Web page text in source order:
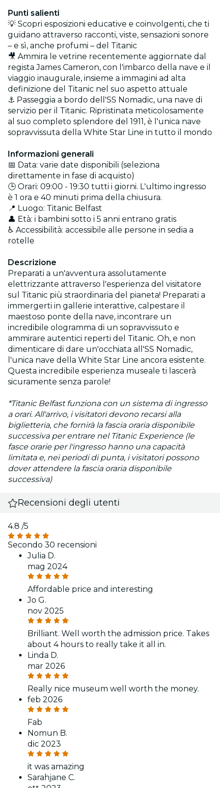
Punti salienti
💡 Scopri esposizioni educative e coinvolgenti, che ti
guidano attraverso racconti, viste, sensazioni sonore
– e sì, anche profumi – del Titanic
🎥 Ammira le vetrine recentemente aggiornate dal
regista James Cameron, con l'imbarco della nave e il
viaggio inaugurale, insieme a immagini ad alta
definizione del Titanic nel suo aspetto attuale
⚓️ Passeggia a bordo dell'SS Nomadic, una nave di
servizio per il Titanic. Ripristinata meticolosamente
al suo completo splendore del 1911, è l'unica nave
sopravvissuta della White Star Line in tutto il mondo
Informazioni generali
📅 Data: varie date disponibili (seleziona
direttamente in fase di acquisto)
🕒 Orari: 09:00 - 19:30 tutti i giorni. L'ultimo ingresso
è 1 ora e 40 minuti prima della chiusura.
📍 Luogo: Titanic Belfast
👤 Età: i bambini sotto i 5 anni entrano gratis
♿ Accessibilità: accessibile alle persone in sedia a
rotelle
Descrizione
Preparati a un'avventura assolutamente
elettrizzante attraverso l'esperienza del visitatore
sul Titanic più straordinaria del pianeta! Preparati a
immergerti in gallerie interattive, calpestare il
maestoso ponte della nave, incontrare un
incredibile ologramma di un sopravvissuto e
ammirare autentici reperti del Titanic. Oh, e non
dimenticare di dare un'occhiata all'SS Nomadic,
l'unica nave della White Star Line ancora esistente.
Questa incredibile esperienza museale ti lascerà
sicuramente senza parole!
*Titanic Belfast funziona con un sistema di ingresso
a orari. All'arrivo, i visitatori devono recarsi alla
biglietteria, che fornirà la fascia oraria disponibile
successiva per entrare nel Titanic Experience (le
fasce orarie per l'ingresso hanno una capacità
limitata e, nei periodi di punta, i visitatori possono
dover attendere la fascia oraria disponibile
successiva)
Recensioni degli utenti
4.8 /5
Secondo 30 recensioni
Julia D.
mag 2024
Affordable price and interesting
Jo G.
nov 2025
Brilliant. Well worth the admission price. Takes
about 4 hours to really take it all in.
Linda D.
mar 2026
Really nice museum well worth the money.
feb 2026
Fab
Nomun B.
dic 2023
it was amazing
Sarahjane C.